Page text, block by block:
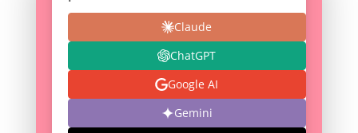
Claude
ChatGPT
Google AI
Gemini